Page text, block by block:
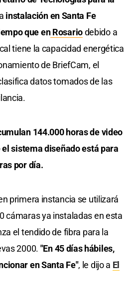
instalación en Santa Fe
que enRosariodebido a
tiene la capacidad energética
de BriefCam, el
datos tomados de las
144.000 horas de video
el sistema diseñado está para
por día.
primera instancia se utilizará
cámaras ya instaladas en esta
el tendido de fibra para la
2000. "En 45 días hábiles,
en Santa Fe", le dijo a El